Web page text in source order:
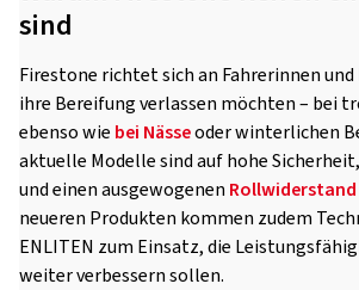
sind
Firestone richtet sich an Fahrerinnen und
ihre Bereifung verlassen möchten – bei
ebenso wie bei Nässeoder winterlichen
aktuelle Modelle sind auf hohe
und einen ausgewogenen Rollwiderstand
neueren Produkten kommen zudem
ENLITEN zum Einsatz, die
weiter verbessern sollen.